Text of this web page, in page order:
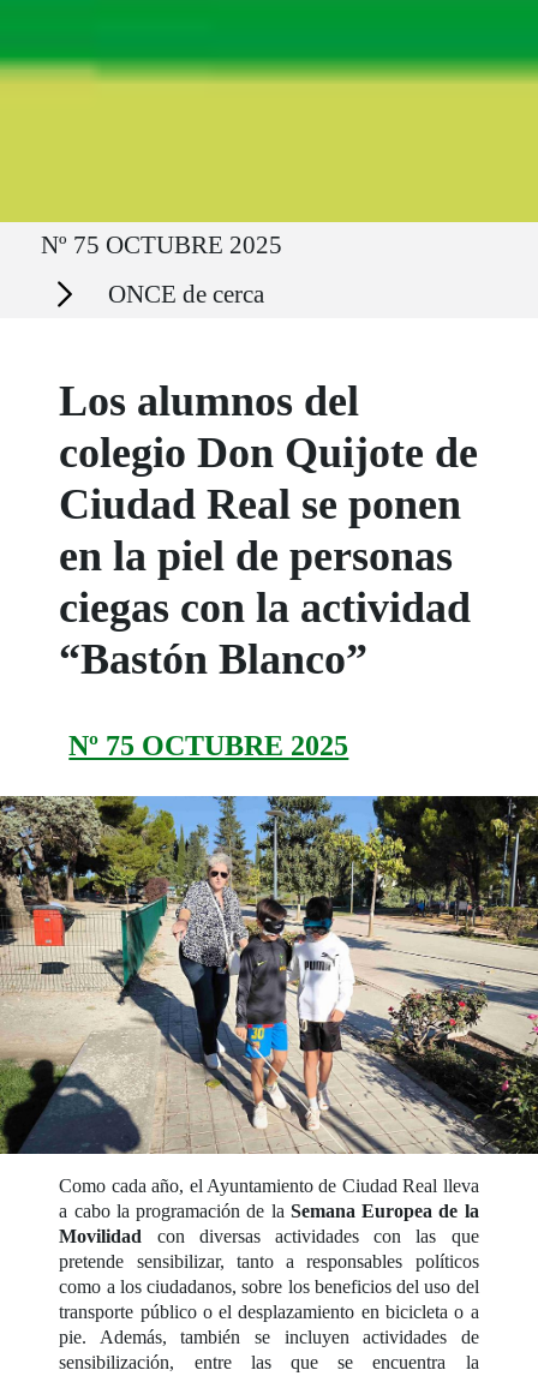
Ruta del sitio
Nº 75 OCTUBRE 2025
Secciones ONCE de cerca
Los alumnos del
colegio Don Quijote de
Ciudad Real se ponen
en la piel de personas
ciegas con la actividad
“Bastón Blanco”
Nº 75 OCTUBRE 2025
Como cada año, el Ayuntamiento de Ciudad Real lleva
a cabo la programación de la Semana Europea de la
Movilidad con diversas actividades con las que
pretende sensibilizar, tanto a responsables políticos
como a los ciudadanos, sobre los beneficios del uso del
transporte público o el desplazamiento en bicicleta o a
pie. Además, también se incluyen actividades de
sensibilización, entre las que se encuentra la